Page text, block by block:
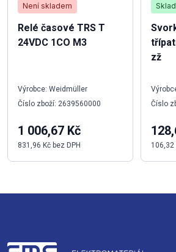
Není skladem
Relé časové TRS T
24VDC 1CO M3
Výrobce: Weidmüller
Číslo zboží: 2639560000
1 006,67 Kč
831,96 Kč bez DPH
zž
Číslo
106,32